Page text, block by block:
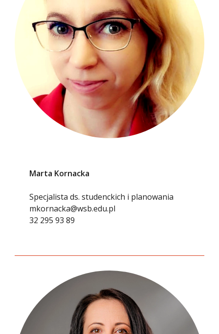
Marta Kornacka
Specjalista ds. studenckich i planowania
mkornacka@wsb.edu.pl
32 295 93 89